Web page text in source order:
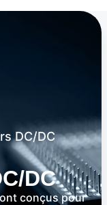
DC/DC
DC
conçus pour